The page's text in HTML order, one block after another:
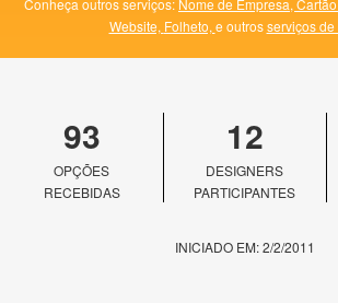
Conheça outros serviços: Nome de Empresa,
Website, Folheto, e outrosserviços de
93
OPÇÕES
RECEBIDAS
12
DESIGNERS
PARTICIPANTES
INICIADO EM: 2/2/2011